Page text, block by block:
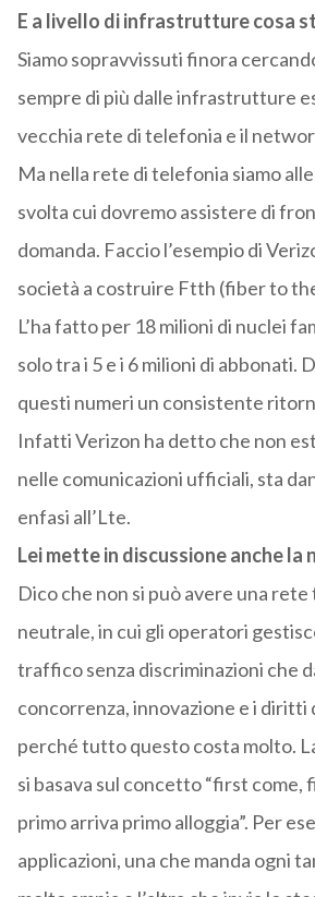
E a livello di infrastrutture cosa
Siamo sopravvissuti finora
sempre di più dalle infrastrutture
vecchia rete di telefonia e il
Ma nella rete di telefonia siamo
svolta cui dovremo assistere di
domanda. Faccio l’esempio di
società a costruire Ftth (fiber to
L’ha fatto per 18 milioni di nuclei
solo tra i 5 e i 6 milioni di abbonati.
questi numeri un consistente
Infatti Verizon ha detto che non
nelle comunicazioni ufficiali, sta
enfasi all’Lte.
Lei mette in discussione anche
Dico che non si può avere una
neutrale, in cui gli operatori
traffico senza discriminazioni che
concorrenza, innovazione e i diritti
perché tutto questo costa molto.
si basava sul concetto “first come,
primo arriva primo alloggia”. Per
applicazioni, una che manda ogni